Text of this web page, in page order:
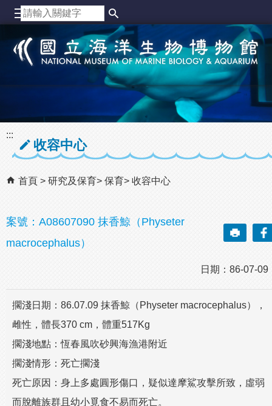
跳到主要內容區塊
:::
收容中心
首頁 研究及保育 保育 收容中心
案號：A08607090 抹香鯨（Physeter
macrocephalus）
日期：86-07-
擱淺日期：86.07.09 抹香鯨（Physeter macrocephalus），
雌性，體長370 cm，體重517Kg
擱淺地點：恆春風吹砂興海漁港附近
擱淺情形：死亡擱淺
死亡原因：身上多處圓形傷口，疑似達摩鯊攻擊所致，虛弱
而脫離族群且幼小覓食不易而死亡。